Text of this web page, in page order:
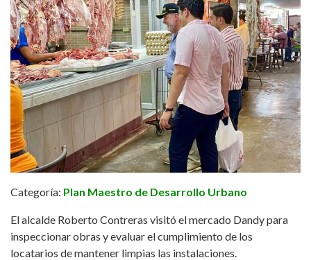
Categoría: Plan Maestro de Desarrollo Urbano
El alcalde Roberto Contreras visitó el mercado Dandy para
inspeccionar obras y evaluar el cumplimiento de los
locatarios de mantener limpias las instalaciones.